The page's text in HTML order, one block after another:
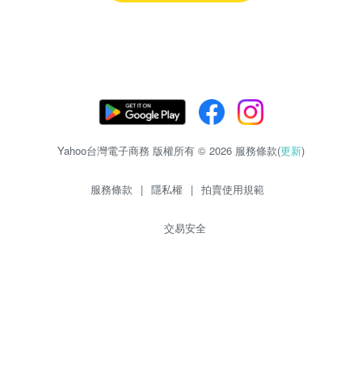
Yahoo台灣電子商務 版權所有 © 2026 服務條款(更新)
服務條款 | 隱私權 | 拍賣使用規範
交易安全